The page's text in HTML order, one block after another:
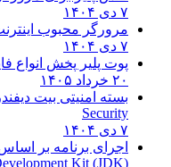
۷ دی ۱۴۰۴
مرورگر محبوب
۷ دی ۱۴۰۴
پوت پلیر پخش انواع
۲۰ خرداد ۱۴۰۵
بسته امنیتی بیت
Security
۷ دی ۱۴۰۴
اجرای برنامه بر
Kit (JDK)